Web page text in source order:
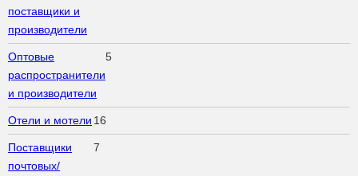
поставщики и
производители
Оптовые
распространители
и производители
5
Отели и мотели 16
Поставщики
почтовых/
7